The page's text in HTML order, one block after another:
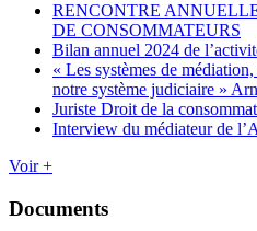
RENCONTRE
DE CONSOMMATEURS
Bilan annuel 2024 de
« Les systèmes de
notre système judiciaire »
Juriste Droit de la
Interview du médiateur de
Voir +
Documents